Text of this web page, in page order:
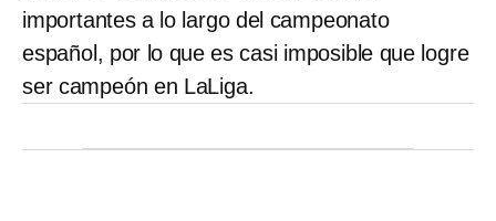
importantes a lo largo del campeonato
español, por lo que es casi imposible que logre
ser campeón en LaLiga.